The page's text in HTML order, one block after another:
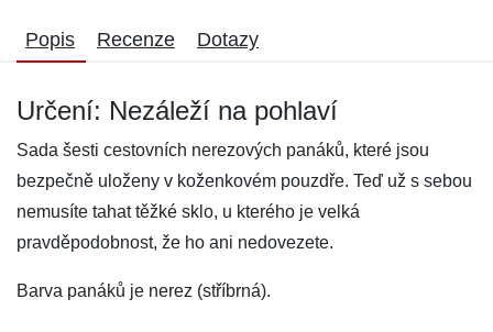
Popis Recenze Dotazy
Určení: Nezáleží na pohlaví
Sada šesti cestovních nerezových panáků, které jsou
bezpečně uloženy v koženkovém pouzdře. Teď už s sebou
nemusíte tahat těžké sklo, u kterého je velká
pravděpodobnost, že ho ani nedovezete.
Barva panáků je nerez (stříbrná).